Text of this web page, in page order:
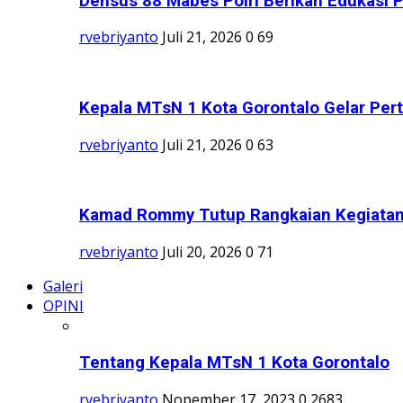
rvebriyanto Juli 21, 2026 0 69
Kepala MTsN 1 Kota Gorontalo Gelar
rvebriyanto Juli 21, 2026 0 63
Kamad Rommy Tutup Rangkaian
rvebriyanto Juli 20, 2026 0 71
Galeri
OPINI
Tentang Kepala MTsN 1 Kota Gorontalo